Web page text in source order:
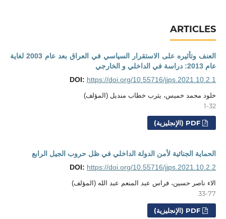
ARTICLES
العنف وتأثيره على الاستقرار السياسي في العراق بعد عام 2003 لغاية
عام 2013: دراسة في الداخلي و الخارجي
DOI: https://doi.org/10.55716/jjps.2021.10.2.1
خلود محمد خميس، يثرب خطاب منديل (المؤلف)
1-32
PDF (الإنجليزية)
الحماية الجنائية لأمن الدولة الداخلي في ظل حروب الجيل الرابع
DOI: https://doi.org/10.55716/jjps.2021.10.2.2
الاء ناصر حسين، فراس عبد المنعم عبد الله (المؤلف)
33-77
PDF (الإنجليزية)